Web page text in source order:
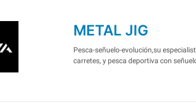
METAL JIG
Pesca-señuelo-evolución,su
carretes, y pesca deportiva con